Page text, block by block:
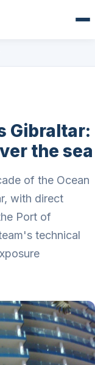
Gibraltar:
the sea
of the Ocean
with direct
Port of
technical